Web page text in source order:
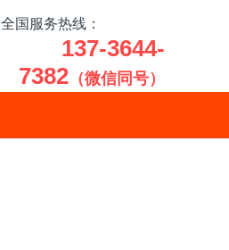
137-3644-
7382 （微信同号）
全国服务热线：